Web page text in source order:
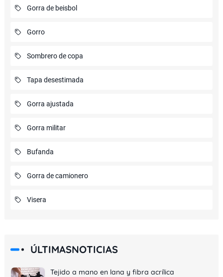
Gorra de beisbol
Gorro
Sombrero de copa
Tapa desestimada
Gorra ajustada
Gorra militar
Bufanda
Gorra de camionero
Visera
ÚLTIMASNOTICIAS
Tejido a mano en lana y fibra acrílica